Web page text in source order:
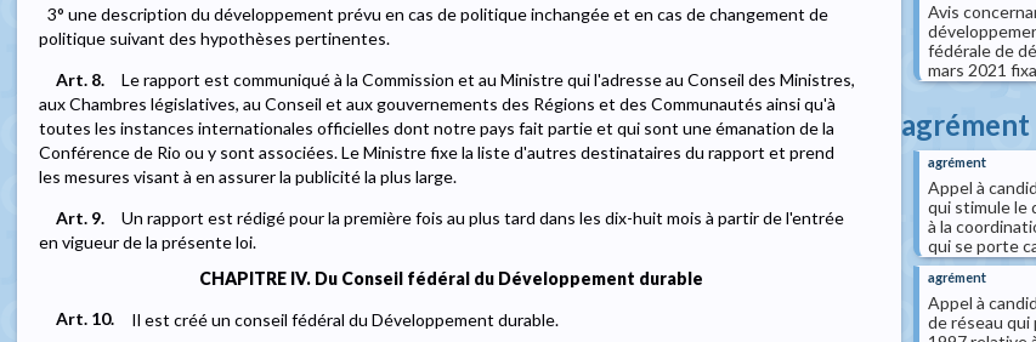
3° une description du développement prévu en cas de politique inchangée et en cas de changement de
politique suivant des hypothèses pertinentes.
Art. 8.
Le rapport est communiqué à la Commission et au Ministre qui l'adresse au Conseil des Ministres,
aux Chambres législatives, au Conseil et aux gouvernements des Régions et des Communautés ainsi qu'à
toutes les instances internationales officielles dont notre pays fait partie et qui sont une émanation de la
Conférence de Rio ou y sont associées. Le Ministre fixe la liste d'autres destinataires du rapport et prend
les mesures visant à en assurer la publicité la plus large.
Art. 9.
Un rapport est rédigé pour la première fois au plus tard dans les dix-huit mois à partir de l'entrée
en vigueur de la présente loi.
CHAPITRE IV. Du Conseil fédéral du Développement durable
Art. 10.
Il est créé un conseil fédéral du Développement durable.
Avis
fédérale de
mars 2021
agrément
agrément
Appel à
qui stimule le
à la
qui se porte
agrément
Appel à
de réseau qui